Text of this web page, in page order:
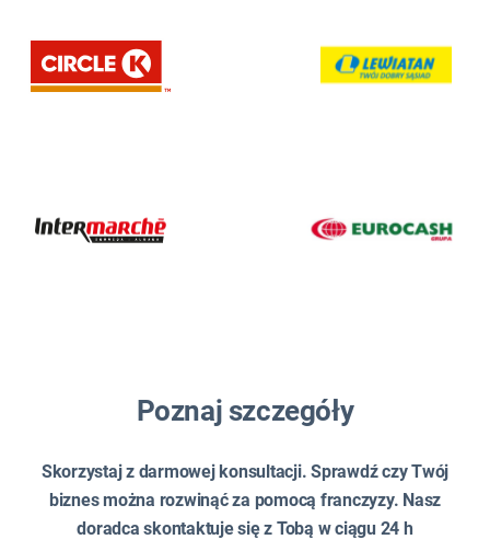
Poznaj szczegóły
Skorzystaj z darmowej konsultacji. Sprawdź czy Twój
biznes można rozwinąć za pomocą franczyzy. Nasz
doradca skontaktuje się z Tobą w ciągu 24 h